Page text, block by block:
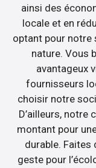
ainsi des
locale et en
optant pour notre
nature. Vous
avantageux
fournisseurs
choisir notre
D’ailleurs, notre
montant pour
durable.
geste pour